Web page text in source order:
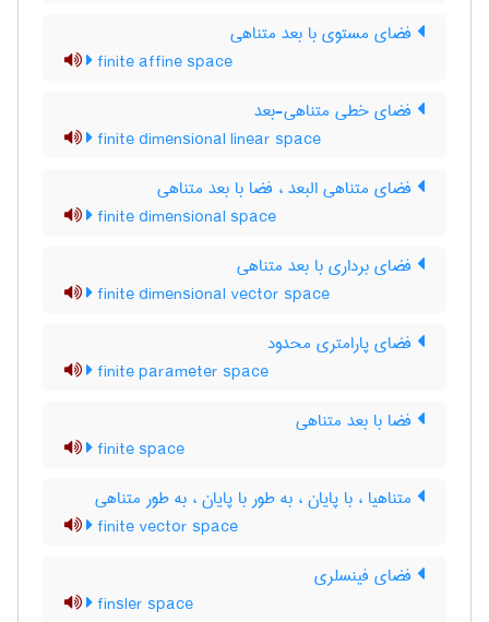
فضای مستوی با بعد متناهی
finite affine space
فضای خطی متناهی-بعد
finite dimensional linear space
فضای متناهی البعد ، فضا با بعد متناهی
finite dimensional space
فضای برداری با بعد متناهی
finite dimensional vector space
فضای پارامتری محدود
finite parameter space
فضا با بعد متناهی
finite space
متناهیا ، با پایان ، به طور با پایان ، به طور متناهی
finite vector space
فضای فینسلری
finsler space